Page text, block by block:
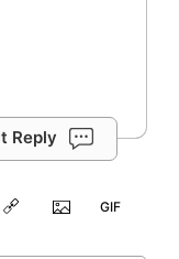
Reply